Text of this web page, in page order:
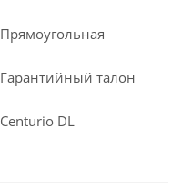
Прямоугольная
Гарантийный талон
Centurio DL